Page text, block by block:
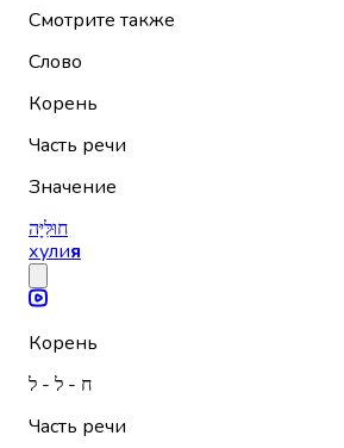
Смотрите также
Слово
Корень
Часть речи
Значение
חוּלִּיָּה
хулия
Корень
ח - ל - ל
Часть речи